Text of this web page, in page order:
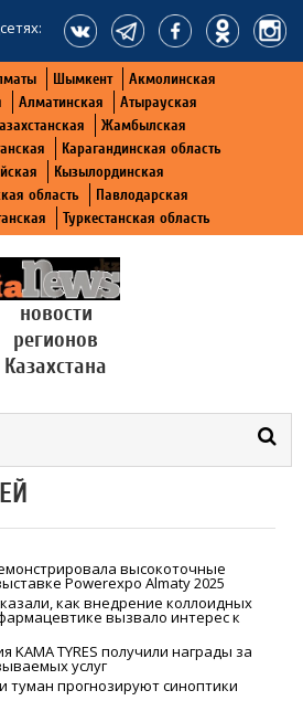
Шымкент
Акмолинская
Алматинская
Атырауская
Жамбылская
Карагандинская область
Кызылординская
область
Павлодарская
Туркестанская область
новости
регионов
Казахстана
высокоточные
Powerexpo Almaty 2025
как внедрение коллоидных
вызвало интерес к
KAMA TYRES получили награды за
услуг
туман прогнозируют синоптики